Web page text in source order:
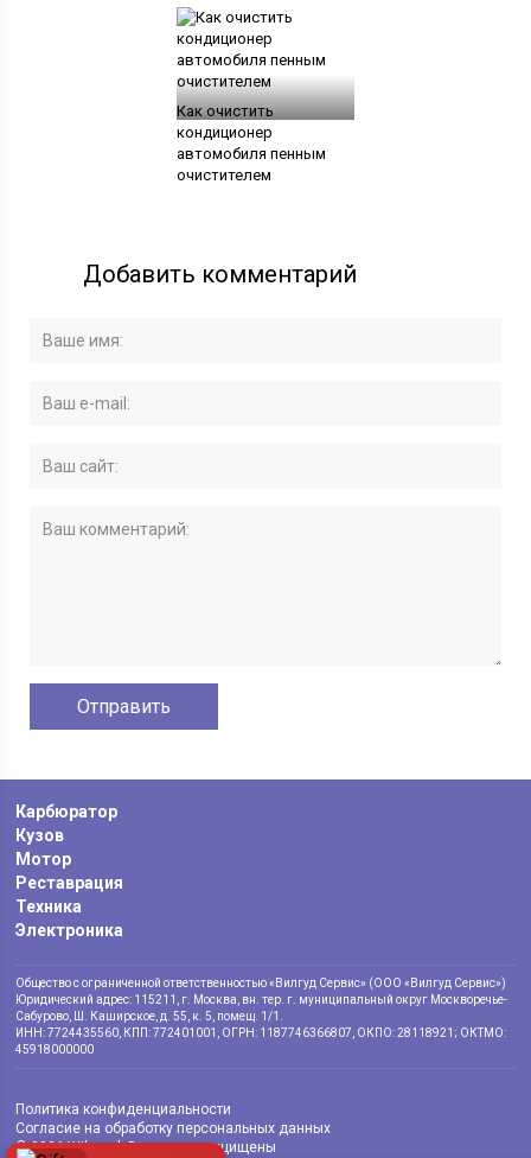
Как очистить
кондиционер
автомобиля пенным
очистителем
Добавить комментарий
Карбюратор
Кузов
Мотор
Реставрация
Техника
Электроника
Общество с ограниченной ответственностью «Вилгуд Сервис» (ООО «Вилгуд Сервис»)
Юридический адрес: 115211, г. Москва, вн. тер. г. муниципальный округ Москворечье-
Сабурово, Ш. Каширское, д. 55, к. 5, помещ. 1/1.
ИНН: 7724435560, КПП: 772401001, ОГРН: 1187746366807, ОКПО: 28118921; ОКТМО:
45918000000
© 2026 Wilgood. Все права защищены
Политика конфиденциальности
Согласие на обработку персональных данных